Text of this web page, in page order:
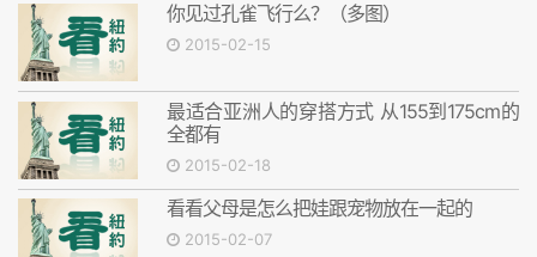
你见过孔雀飞行么？（多图）
2015-02-15
最适合亚洲人的穿搭方式 从155到175cm的
全都有
2015-02-18
看看父母是怎么把娃跟宠物放在一起的
2015-02-07